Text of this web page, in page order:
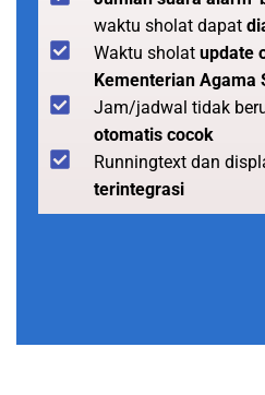
waktu sholat dapat
Waktu sholat update
Kementerian Agama
Jam/jadwal tidak
otomatis cocok
Runningtext dan
terintegrasi